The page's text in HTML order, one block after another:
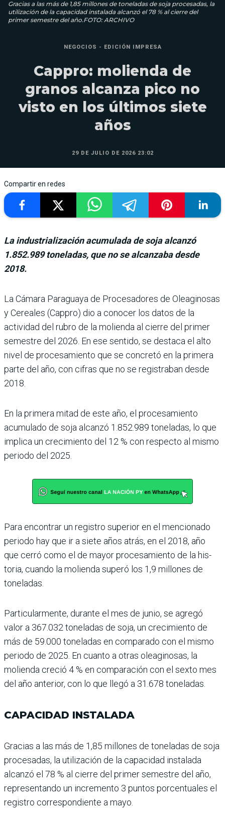
Gracias a las más de 1,85 millones de toneladas de soja procesadas, la
utilización de la capacidad instalada alcanzó el 78 % al cierre del
primer semestre del año.FOTO: ARCHIVO
NEGOCIOS - EDICIÓN IMPRESA
Cappro: molienda de
granos alcanza pico no
visto en los últimos siete
años
29 DE JULIO DE 2026 23:02
Compartir en redes
La industrialización acumulada de soja alcanzó
1.852.989 toneladas, que no se alcanzaba desde
2018.
La Cámara Paraguaya de Procesadores de Oleaginosas
y Cerea­les (Cappro) dio a conocer los datos de la
actividad del rubro de la molienda al cie­rre del primer
semestre del 2026. En ese sentido, se des­taca el alto
nivel de procesa­miento que se concretó en la primera
parte del año, con cifras que no se registraban desde
2018.
En la primera mitad de este año, el procesamiento
acumulado de soja alcanzó 1.852.989 toneladas, lo que
implica un crecimiento del 12 % con respecto al mismo
periodo del 2025.
Para encontrar un registro superior en el mencionado
periodo hay que ir a siete años atrás, en el 2018, año
que cerró como el de mayor procesamiento de la his­
toria, cuando la molienda superó los 1,9 millones de
toneladas.
Particularmente, durante el mes de junio, se agregó
valor a 367.032 toneladas de soja, un crecimiento de
más de 59.000 tonela­das en comparado con el mismo
periodo de 2025. En cuanto a otras oleaginosas, la
molienda creció 4 % en comparación con el sexto mes
del año anterior, con lo que llegó a 31.678 toneladas.
CAPACIDAD INSTALADA
Gracias a las más de 1,85 millones de toneladas de soja
procesadas, la utiliza­ción de la capacidad insta­lada
alcanzó el 78 % al cie­rre del primer semestre del año,
representando un incremento 3 puntos por­centuales el
registro corres­pondiente a mayo.